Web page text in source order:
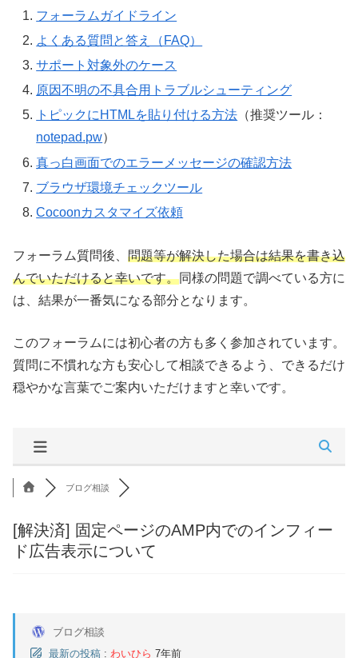
フォーラムガイドライン
よくある質問と答え（FAQ）
サポート対象外のケース
原因不明の不具合用トラブルシューティング
トピックにHTMLを貼り付ける方法 （推奨ツール：
notepad.pw）
真っ白画面でのエラーメッセージの確認方法
ブラウザ環境チェックツール
Cocoonカスタマイズ依頼
フォーラム質問後、 問題等が解決した場合は結果を書き込
んでいただけると幸いです。同様の問題で調べている方に
は、結果が一番気になる部分となります。
このフォーラムには初心者の方も多く参加されています。
質問に不慣れな方も安心して相談できるよう、できるだけ
穏やかな言葉でご案内いただけますと幸いです。
ブログ相談
[解決済] 固定ページのAMP内でのインフィー
ド広告表示について
ブログ相談
最新の投稿 : わいひら 7年前